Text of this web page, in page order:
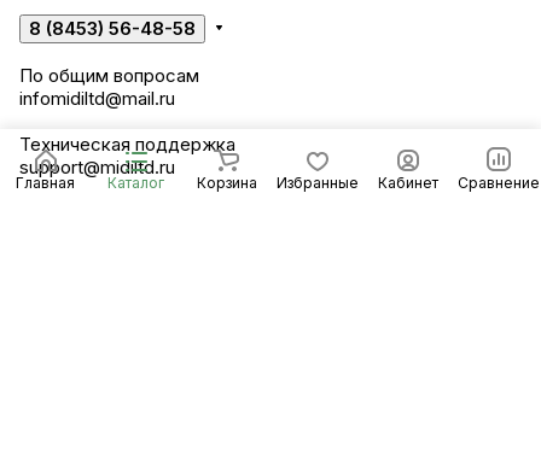
Главная Каталог Корзина Избранные Кабинет Сравнение
8 (8453) 56-48-58
По общим вопросам
infomidiltd@mail.ru
Техническая поддержка
support@midiltd.ru